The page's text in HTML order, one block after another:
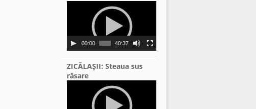
00:00 40:37
ZICĂLAŞII: Steaua sus
răsare